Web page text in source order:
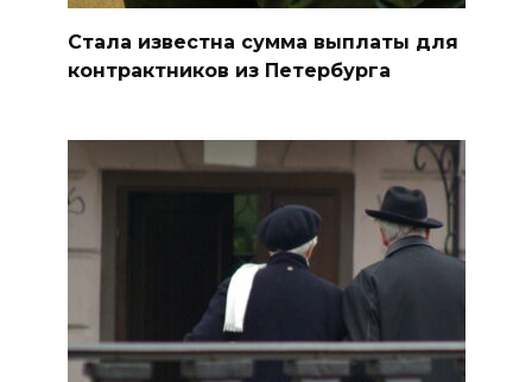
Стала известна сумма выплаты для
контрактников из Петербурга